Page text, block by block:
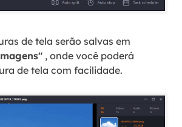
de tela serão salvas em
, onde você poderá
de tela com facilidade.